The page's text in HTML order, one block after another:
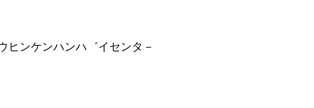
ヒンケンハンハ゛イセンタ－